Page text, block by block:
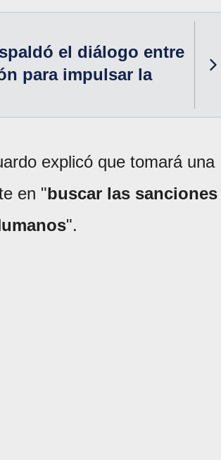
el diálogo entre
para impulsar la
explicó que tomará una
en "buscar las sanciones
".